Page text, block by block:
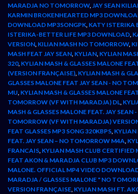
MARADJA NO TOMORROW,JAY SEAN
KARMIN BROKENHEARTED MP3
DOWNLOAD MP3SONGPK, KATY ISTERIKA
ISTERIKA-BETTER LIFE MP3 DOWNLOAD,
VERSION, KILIAN MASH NO TOMORROW,
MASH FEAT JAY SEAN, KYLIAN, KYLIAN
320, KYLIAN MASH & GLASSES MALONE
(VERSION FRANÇAISE), KYLIAN MASH &
GLASSES MALONE FEAT JAY SEAN - NO
MU, KYLIAN MASH & GLASSES MALONE
TOMORROW (VF WITH MARADJA) DL,
MASH & GLASSES MALONE FEAT. JAY
TOMORROW (VF WITH MARADJA)
FEAT GLASSES MP3 SONG 320KBPS, KYLIAN
FEAT. JAY SEAN – NO TOMORROW M4A,
FRANCAIS, KYLIAN MASH CLUB CERTIFIED
FEAT AKON & MARADJA CLUB MP3
MALONE. OFFICIAL MP4 VIDEO
MARADJA / GLASSES MALONE " NO
VERSION FRANÇAISE, KYLIAN MASH FT.